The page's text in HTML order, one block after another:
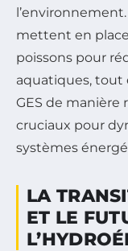
mettent en
poissons pour
aquatiques, tout
GES de manière
cruciaux pour
systèmes
LA
ET LE